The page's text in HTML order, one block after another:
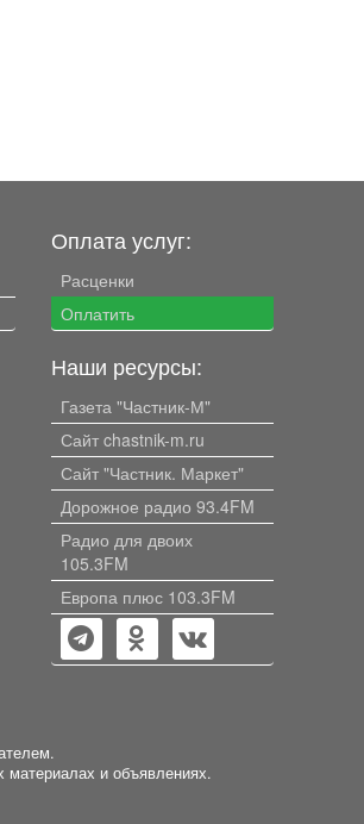
Оплата услуг:
Расценки
Оплатить
Наши ресурсы:
Газета "Частник-М"
Сайт chastnik-m.ru
Сайт "Частник. Маркет"
Дорожное радио 93.4FM
Радио для двоих
105.3FM
Европа плюс 103.3FM
материалах и объявлениях.